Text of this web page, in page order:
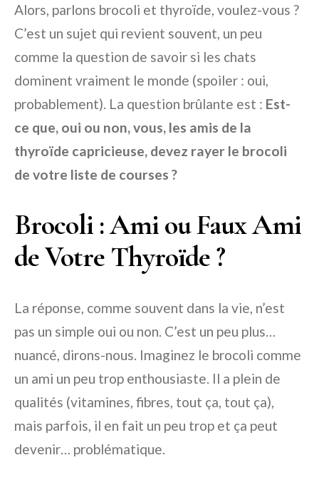
Alors, parlons brocoli et thyroïde, voulez-vous ?
C’est un sujet qui revient souvent, un peu
comme la question de savoir si les chats
dominent vraiment le monde (spoiler : oui,
probablement). La question brûlante est : Est-
ce que, oui ou non, vous, les amis de la
thyroïde capricieuse, devez rayer le brocoli
de votre liste de courses ?
Brocoli : Ami ou Faux Ami
de Votre Thyroïde ?
La réponse, comme souvent dans la vie, n’est
pas un simple oui ou non. C’est un peu plus…
nuancé, dirons-nous. Imaginez le brocoli comme
un ami un peu trop enthousiaste. Il a plein de
qualités (vitamines, fibres, tout ça, tout ça),
mais parfois, il en fait un peu trop et ça peut
devenir… problématique.